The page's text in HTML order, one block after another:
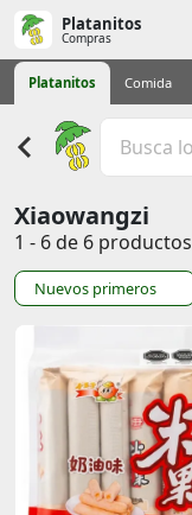
Platanitos
Compras
Platanitos Comida
Xiaowangzi
1 - 6 de 6 productos
Nuevos primeros